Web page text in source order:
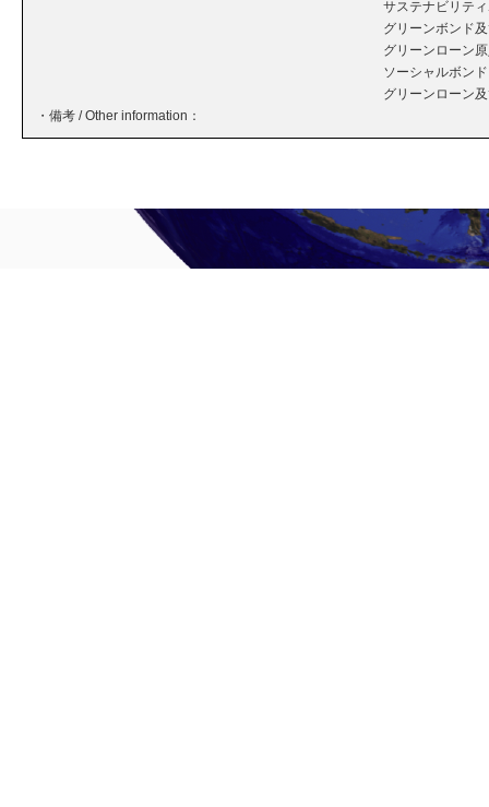
サステナビリテ
グリーンボンド
グリーンローン
ソーシャルボン
グリーンローン
・備考 / Other information：